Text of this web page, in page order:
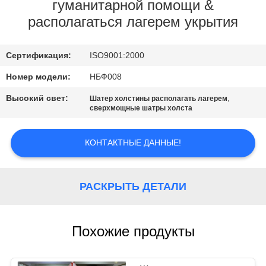
КАЧЕСТВА
МЫ
КАРТА
PRIVACY
гуманитарной помощи &
располагаться лагерем укрытия
Сертификация: ISO9001:2000
Номер модели: НБФ008
Высокий свет: Шатер холстины располагать лагерем,
сверхмощные шатры холста
КОНТАКТНЫЕ ДАННЫЕ!
РАСКРЫТЬ ДЕТАЛИ
Похожие продукты